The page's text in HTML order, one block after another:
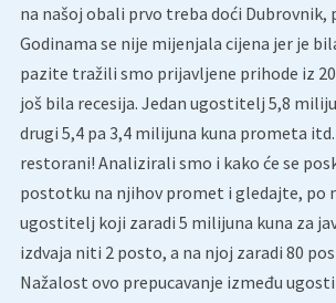
na našoj obali prvo treba doći Dubrovnik,
Godinama se nije mijenjala cijena jer je
pazite tražili smo prijavljene prihode iz
još bila recesija. Jedan ugostitelj 5,8
drugi 5,4 pa 3,4 milijuna kuna prometa itd.
restorani! Analizirali smo i kako će se
postotku na njihov promet i gledajte, po
ugostitelj koji zaradi 5 milijuna kuna za
izdvaja niti 2 posto, a na njoj zaradi 80
Nažalost ovo prepucavanje između